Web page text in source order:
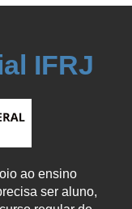
IFRJ
ao ensino
ser aluno,